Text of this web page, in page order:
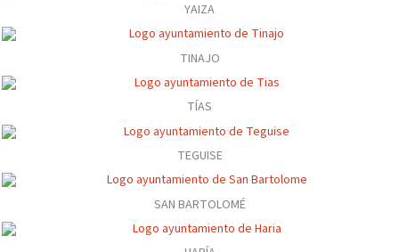
YAIZA
TINAJO
TÍAS
TEGUISE
SAN BARTOLOMÉ